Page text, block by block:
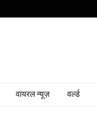
वायरल न्यूज़ वर्ल्ड